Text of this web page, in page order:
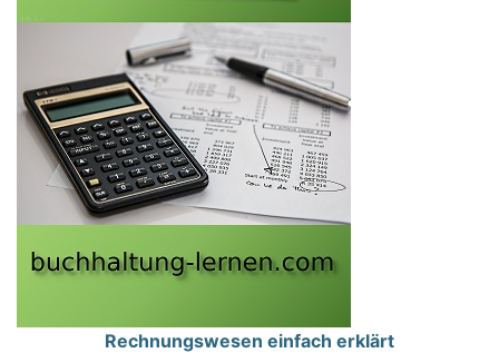
Rechnungswesen einfach erklärt